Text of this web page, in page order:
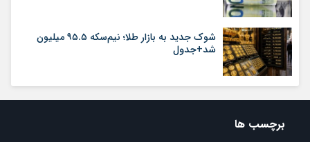
شوک جدید به بازار طلا؛ نیم‌سکه ۹۵.۵ میلیون
شد+جدول
برچسب ها